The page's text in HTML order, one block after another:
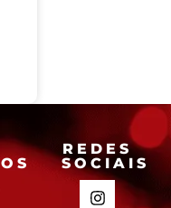
REDES
SOCIAIS